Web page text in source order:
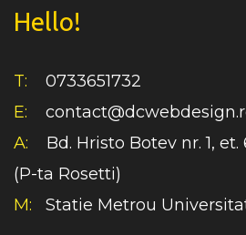
Hello!
T:
0733651732
E:
A:
Bd. Hristo Botev nr. 1,
(P-ta Rosetti)
M:
Statie Metrou